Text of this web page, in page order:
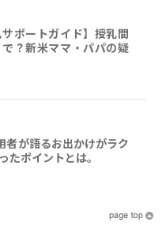
サポートガイド】授乳間
？新米ママ・パパの疑
者が語るお出かけがラク
たポイントとは。